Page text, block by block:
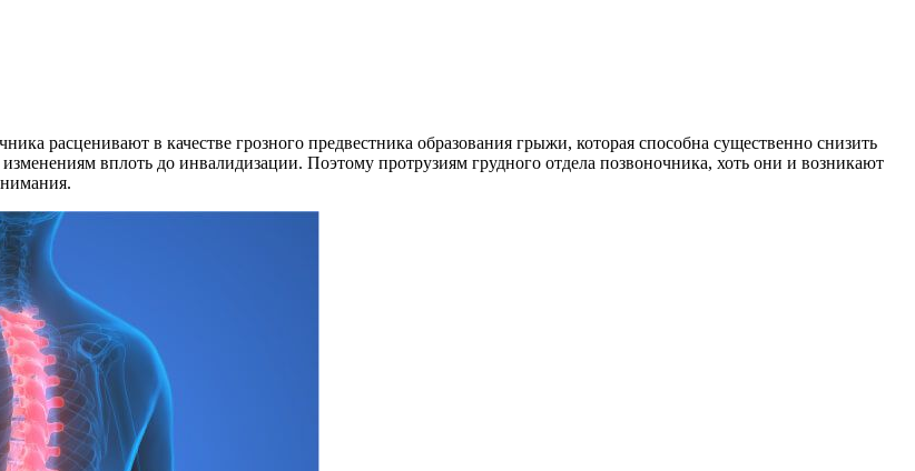
расценивают в качестве грозного предвестника образования грыжи, которая способна существенно снизить
вплоть до инвалидизации. Поэтому протрузиям грудного отдела позвоночника, хоть они и возникают